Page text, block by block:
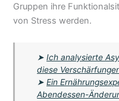
Gruppen ihre
von Stress werden.
➤Ich analysierte
diese
➤Ein
Abendessen-